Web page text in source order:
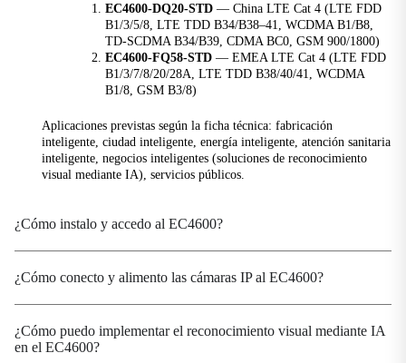
El indicador de estado parpadea durante el
funcionamiento normal.
LED de usuario
Fuerza
Entrada de potencia
Mecánico
Enfriamiento
Sin ventilador
Dimensiones (Ancho × Profundidad × Alto)
190 × 143 × 40 mm (incluidas las piezas de
EC4600-DQ20-STD — China LTE Cat 4 (LTE FDD
B1/3/5/8, LTE TDD B34/B38–41, WCDMA B1/B8,
TD-SCDMA B34/B39, CDMA BC0, GSM 900/1800)
EC4600-FQ58-STD — EMEA LTE Cat 4 (LTE FDD
B1/3/7/8/20/28A, LTE TDD B38/40/41, WCDMA
B1/8, GSM B3/8)
Aplicaciones previstas según la ficha técnica: fabricación
inteligente, ciudad inteligente, energía inteligente, atención sanitaria
inteligente, negocios inteligentes (soluciones de reconocimiento
visual mediante IA), servicios públicos.
¿Cómo instalo y accedo al EC4600?
¿Cómo conecto y alimento las cámaras IP al EC4600?
¿Cómo puedo implementar el reconocimiento visual mediante IA
en el EC4600?